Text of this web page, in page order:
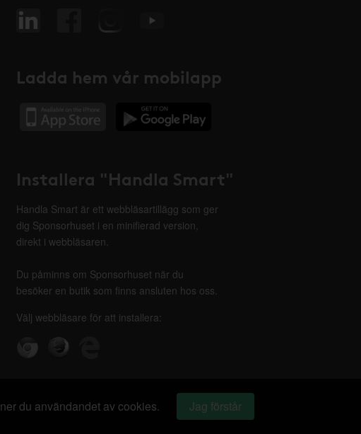
Ladda hem vår mobilapp
Installera "Handla Smart"
Handla Smart är ett webbläsartillägg som ger
dig Sponsorhuset i en minifierad version,
direkt i webbläsaren.
Du påminns om Sponsorhuset när du
besöker en butik som finns ansluten hos oss.
Välj webbläsare för att installera:
du användandet av cookies. Jag förstår